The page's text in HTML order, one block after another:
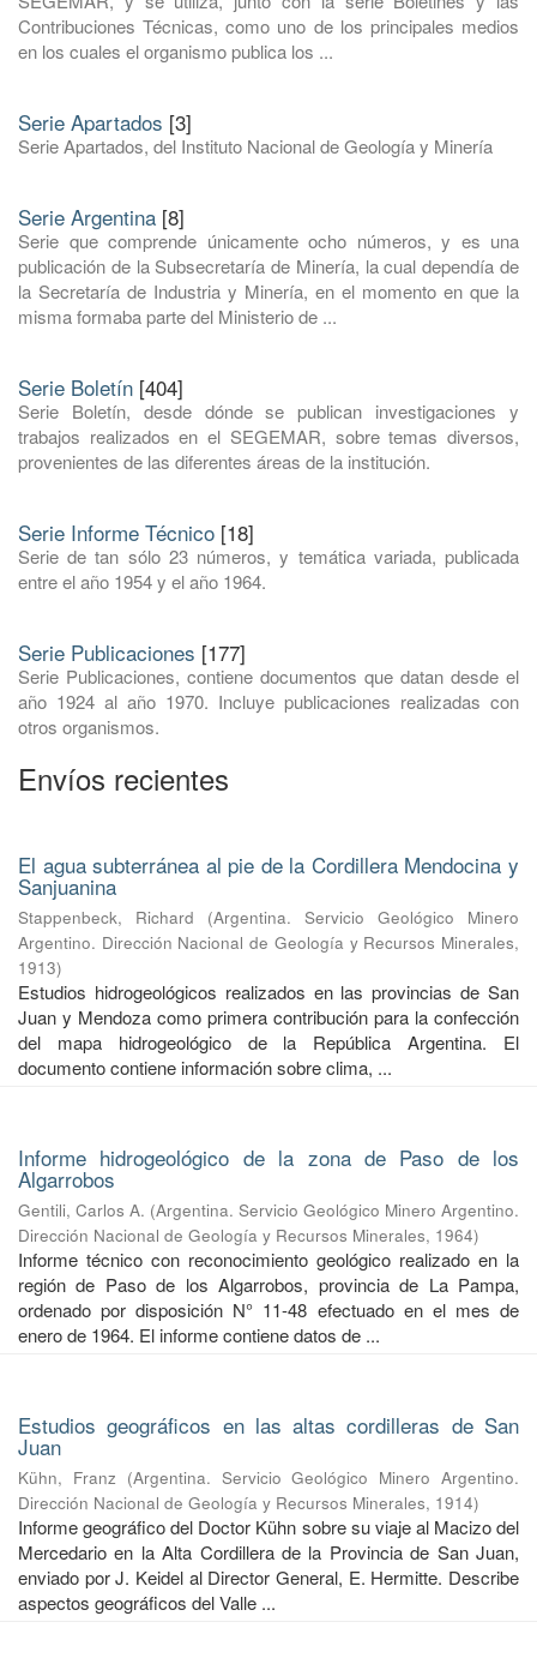
Contribuciones Técnicas, como uno de los principales medios
en los cuales el organismo publica los ...
Serie Apartados [3]
Serie Apartados, del Instituto Nacional de Geología y Minería
Serie Argentina [8]
Serie que comprende únicamente ocho números, y es una
publicación de la Subsecretaría de Minería, la cual dependía de
la Secretaría de Industria y Minería, en el momento en que la
misma formaba parte del Ministerio de ...
Serie Boletín [404]
Serie Boletín, desde dónde se publican investigaciones y
trabajos realizados en el SEGEMAR, sobre temas diversos,
provenientes de las diferentes áreas de la institución.
Serie Informe Técnico [18]
Serie de tan sólo 23 números, y temática variada, publicada
entre el año 1954 y el año 1964.
Serie Publicaciones [177]
Serie Publicaciones, contiene documentos que datan desde el
año 1924 al año 1970. Incluye publicaciones realizadas con
otros organismos.
Envíos recientes
El agua subterránea al pie de la Cordillera Mendocina y
Sanjuanina
Stappenbeck, Richard (Argentina. Servicio Geológico Minero
Argentino. Dirección Nacional de Geología y Recursos Minerales,
1913)
Estudios hidrogeológicos realizados en las provincias de San
Juan y Mendoza como primera contribución para la confección
del mapa hidrogeológico de la República Argentina. El
documento contiene información sobre clima, ...
Informe hidrogeológico de la zona de Paso de los
Algarrobos
Gentili, Carlos A. (Argentina. Servicio Geológico Minero Argentino.
Dirección Nacional de Geología y Recursos Minerales, 1964)
Informe técnico con reconocimiento geológico realizado en la
región de Paso de los Algarrobos, provincia de La Pampa,
ordenado por disposición N° 11-48 efectuado en el mes de
enero de 1964. El informe contiene datos de ...
Estudios geográficos en las altas cordilleras de San
Juan
Kühn, Franz (Argentina. Servicio Geológico Minero Argentino.
Dirección Nacional de Geología y Recursos Minerales, 1914)
Informe geográfico del Doctor Kühn sobre su viaje al Macizo del
Mercedario en la Alta Cordillera de la Provincia de San Juan,
enviado por J. Keidel al Director General, E. Hermitte. Describe
aspectos geográficos del Valle ...